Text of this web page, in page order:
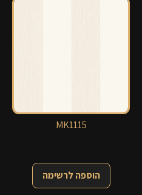
MK1115
הוספה לרשימה